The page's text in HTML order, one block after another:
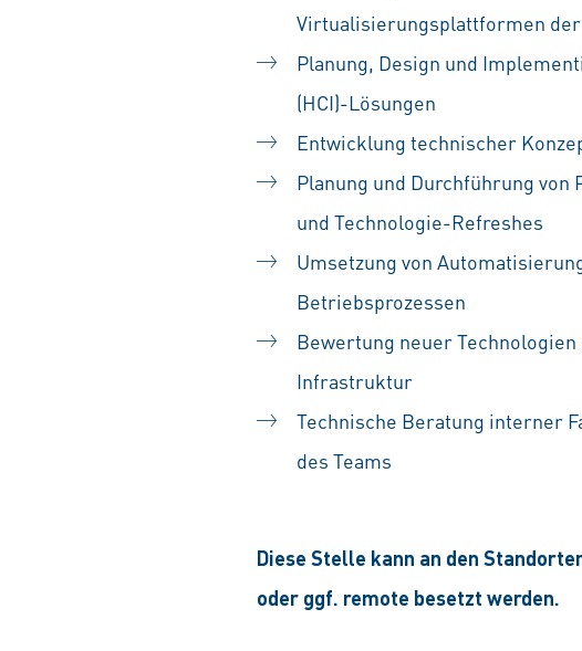
Virtualisierungsplattformen
Planung, Design und
(HCI)-Lösungen
Entwicklung technischer
Planung und Durchführung
und Technologie-Refreshes
Umsetzung von
Betriebsprozessen
Bewertung neuer
Infrastruktur
Technische Beratung interner
des Teams
Diese Stelle kann an den
oder ggf. remote besetzt werden.